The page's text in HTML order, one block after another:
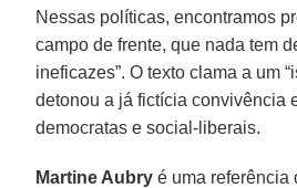
Nessas políticas, encontramos
campo de frente, que nada tem
ineficazes”. O texto clama a um
detonou a já fictícia convivência
democratas e social-liberais.
Martine Aubry é uma referência